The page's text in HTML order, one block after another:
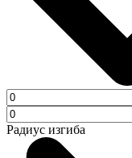
Радиус изгиба